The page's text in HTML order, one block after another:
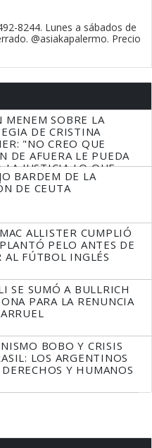
8244. Lunes a sábados de
@asiakapalermo. Precio
MENEM SOBRE LA
DE CRISTINA
"NO CREO QUE
DE AFUERA LE PUEDA
LA JUSTICIA LO QUE
HACER"
BARDEM DE LA
DE CEUTA
ALLISTER CUMPLIÓ
PELO ANTES DE
AL FÚTBOL INGLÉS
SE SUMÓ A BULLRICH
PARA LA RENUNCIA
BOBO Y CRISIS
LOS ARGENTINOS
Y HUMANOS